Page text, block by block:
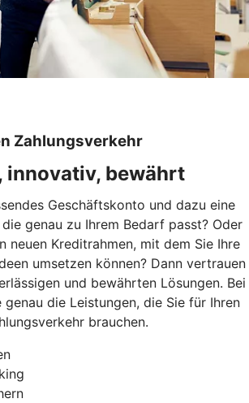
Zahlungsverkehr
innovativ, bewährt
Geschäftskonto und dazu eine
genau zu Ihrem Bedarf passt? Oder
neuen Kreditrahmen, mit dem Sie Ihre
umsetzen können? Dann vertrauen
und bewährten Lösungen. Bei
genau die Leistungen, die Sie für Ihren
brauchen.